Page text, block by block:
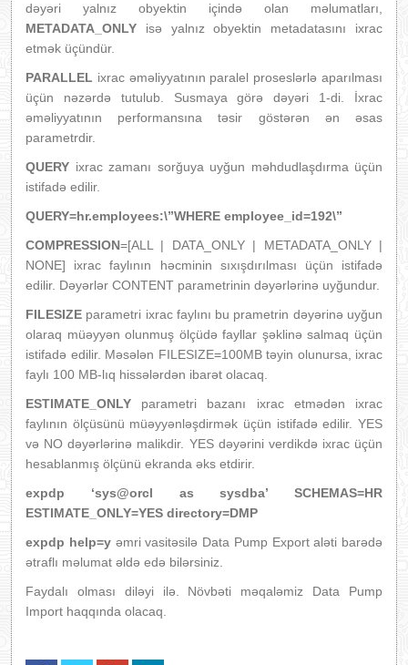
dəyəri yalnız obyektin içində olan məlumatları,
METADATA_ONLY isə yalnız obyektin metadatasını ixrac
etmək üçündür.
PARALLEL ixrac əməliyyatının paralel proseslərlə aparılması
üçün nəzərdə tutulub. Susmaya görə dəyəri 1-di. İxrac
əməliyyatının performansına təsir göstərən ən əsas
parametrdir.
QUERY ixrac zamanı sorğuya uyğun məhdudlaşdırma üçün
istifadə edilir.
QUERY=hr.employees:\”WHERE employee_id=192\”
COMPRESSION=[ALL | DATA_ONLY | METADATA_ONLY |
NONE] ixrac faylının həcminin sıxışdırılması üçün istifadə
edilir. Dəyərlər CONTENT parametrinin dəyərlərinə uyğundur.
FILESIZE parametri ixrac faylını bu prametrin dəyərinə uyğun
olaraq müəyyən olunmuş ölçüdə fayllar şəklinə salmaq üçün
istifadə edilir. Məsələn FILESIZE=100MB təyin olunursa, ixrac
faylı 100 MB-lıq hissələrdən ibarət olacaq.
ESTIMATE_ONLY parametri bazanı ixrac etmədən ixrac
faylının ölçüsünü müəyyənləşdirmək üçün istifadə edilir. YES
və NO dəyərlərinə malikdir. YES dəyərini verdikdə ixrac üçün
hesablanmış ölçünü ekranda əks etdirir.
expdp ‘sys@orcl as sysdba’ SCHEMAS=HR
ESTIMATE_ONLY=YES directory=DMP
expdp help=yəmri vasitəsilə Data Pump Export aləti barədə
ətraflı məlumat əldə edə bilərsiniz.
Faydalı olması diləyi ilə. Növbəti məqaləmiz Data Pump
Import haqqında olacaq.